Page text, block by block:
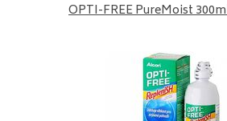
OPTI-FREE PureMoist